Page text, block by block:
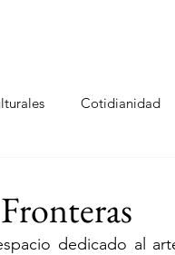
Cotidianidad
dedicado al